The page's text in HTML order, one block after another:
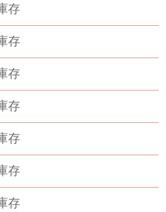
存
存
存
存
存
存
存